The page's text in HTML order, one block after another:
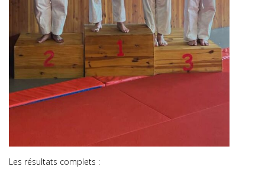
Les résultats complets :